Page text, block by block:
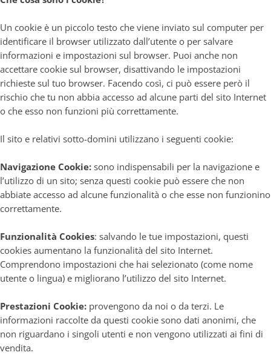
Un cookie è un piccolo testo che viene inviato sul computer per
identificare il browser utilizzato dall’utente o per salvare
informazioni e impostazioni sul browser. Puoi anche non
accettare cookie sul browser, disattivando le impostazioni
richieste sul tuo browser. Facendo così, ci può essere però il
rischio che tu non abbia accesso ad alcune parti del sito Internet
o che esso non funzioni più correttamente.
Il sito e relativi sotto-domini utilizzano i seguenti cookie:
Navigazione Cookie: sono indispensabili per la navigazione e
l’utilizzo di un sito; senza questi cookie può essere che non
abbiate accesso ad alcune funzionalità o che esse non funzionino
correttamente.
Funzionalità Cookies: salvando le tue impostazioni, questi
cookies aumentano la funzionalità del sito Internet.
Comprendono impostazioni che hai selezionato (come nome
utente o lingua) e migliorano l’utilizzo del sito Internet.
Prestazioni Cookie: provengono da noi o da terzi. Le
informazioni raccolte da questi cookie sono dati anonimi, che
non riguardano i singoli utenti e non vengono utilizzati ai fini di
vendita.